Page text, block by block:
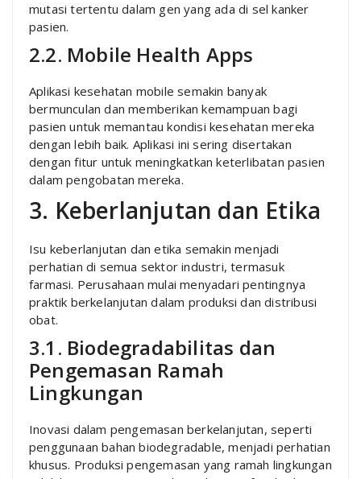
mutasi tertentu dalam gen yang ada di sel kanker
pasien.
2.2. Mobile Health Apps
Aplikasi kesehatan mobile semakin banyak
bermunculan dan memberikan kemampuan bagi
pasien untuk memantau kondisi kesehatan mereka
dengan lebih baik. Aplikasi ini sering disertakan
dengan fitur untuk meningkatkan keterlibatan pasien
dalam pengobatan mereka.
3. Keberlanjutan dan Etika
Isu keberlanjutan dan etika semakin menjadi
perhatian di semua sektor industri, termasuk
farmasi. Perusahaan mulai menyadari pentingnya
praktik berkelanjutan dalam produksi dan distribusi
obat.
3.1. Biodegradabilitas dan
Pengemasan Ramah
Lingkungan
Inovasi dalam pengemasan berkelanjutan, seperti
penggunaan bahan biodegradable, menjadi perhatian
khusus. Produksi pengemasan yang ramah lingkungan